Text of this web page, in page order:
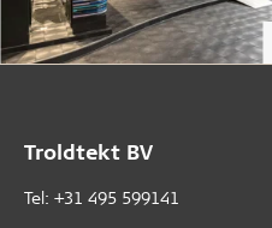
Troldtekt BV
Tel: +31 495 599141